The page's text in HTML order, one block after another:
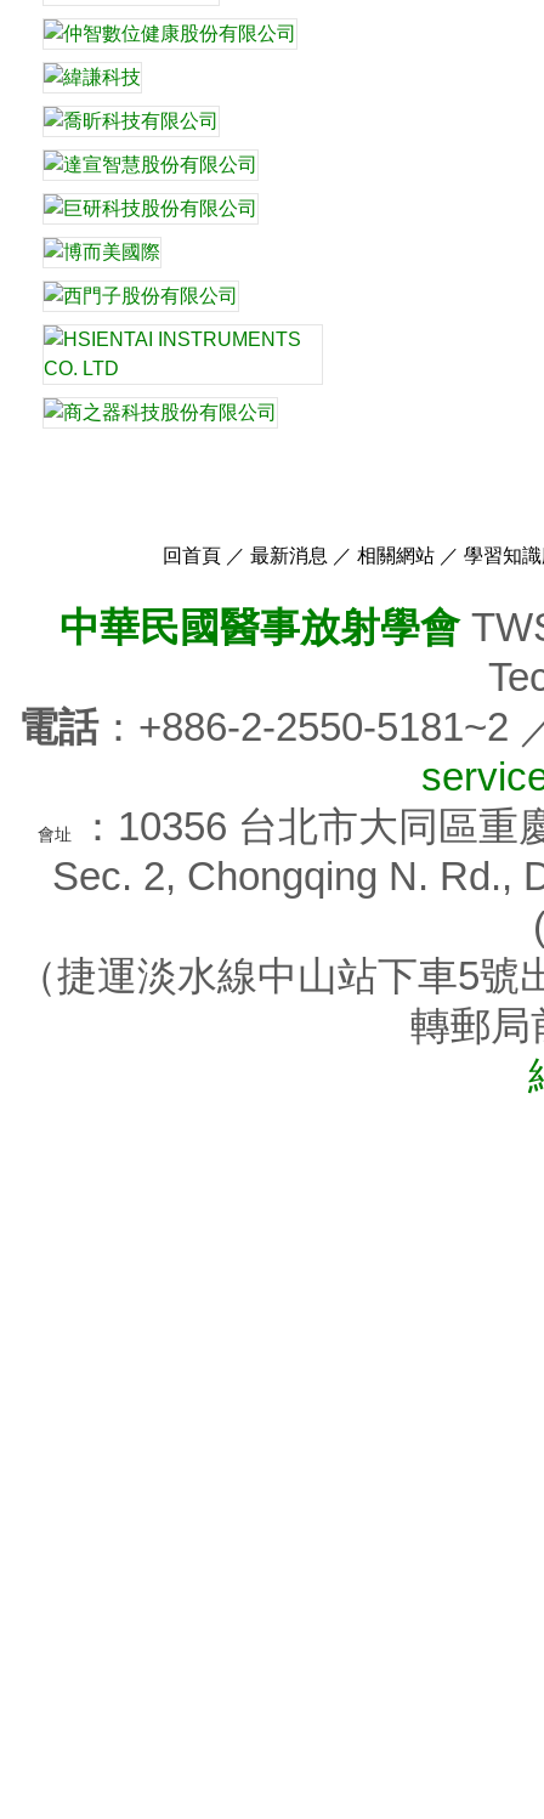
回首頁／ 最新消息 ／ 相關網站／ 學習知
中華民國醫事放射學會
電話：+886-2-2550-5181~2
會址
：10356 台北市大同區
Sec. 2, Chongqing N. Rd.,
（捷運淡水線中山站下車5
轉郵局